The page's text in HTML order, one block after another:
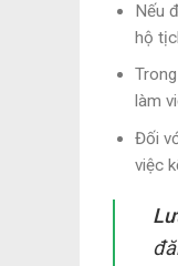
Nếu
hộ
làm
Đối
việc